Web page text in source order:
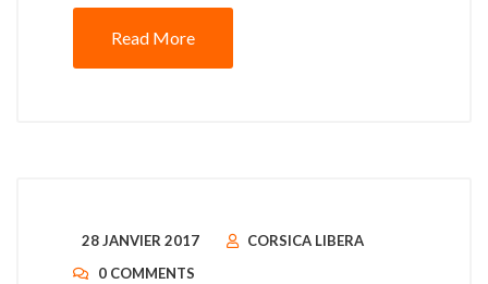
Read More
28 JANVIER 2017
CORSICA LIBERA
0 COMMENTS